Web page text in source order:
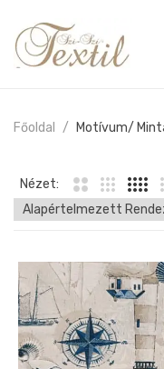
Főoldal Motívum/
Nézet: